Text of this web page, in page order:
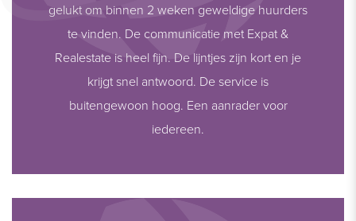
gelukt om binnen 2 weken geweldige huurders
te vinden. De communicatie met Expat &
Realestate is heel fijn. De lijntjes zijn kort en je
krijgt snel antwoord. De service is
buitengewoon hoog. Een aanrader voor
iedereen.